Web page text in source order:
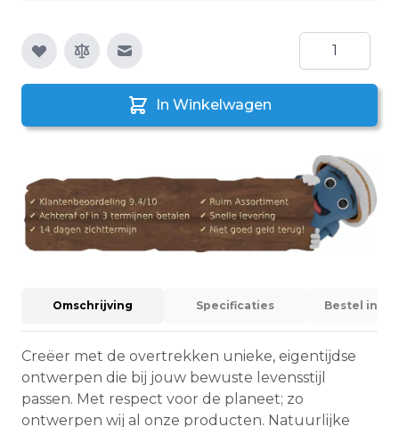
E-mail naar een vriend
Aantal
In Winkelwagen
Omschrijving Specificaties Bestel
Creëer met de overtrekken unieke, eigentijdse
ontwerpen die bij jouw bewuste levensstijl
passen. Met respect voor de planeet; zo
ontwerpen wij al onze producten. Natuurlijke